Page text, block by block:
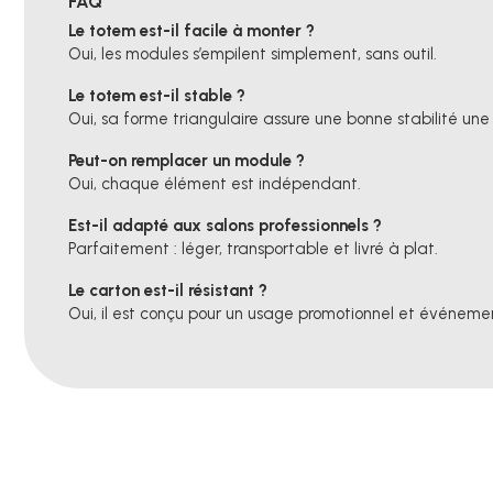
Le totem est-il facile à monter ?
Oui, les modules s’empilent simplement, sans outil.
Le totem est-il stable ?
Oui, sa forme triangulaire assure une bonne stabilité une
Peut-on remplacer un module ?
Oui, chaque élément est indépendant.
Est-il adapté aux salons professionnels ?
Parfaitement : léger, transportable et livré à plat.
Le carton est-il résistant ?
Oui, il est conçu pour un usage promotionnel et